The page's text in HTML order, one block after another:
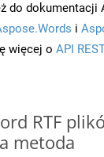
do dokumentacji
i
więcej o API REST
RTF
metoda